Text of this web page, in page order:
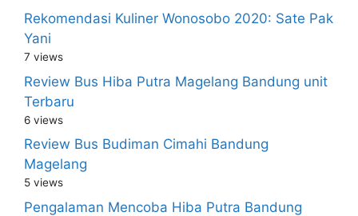
Rekomendasi Kuliner Wonosobo 2020: Sate Pak
Yani
7 views
Review Bus Hiba Putra Magelang Bandung unit
Terbaru
6 views
Review Bus Budiman Cimahi Bandung
Magelang
5 views
Pengalaman Mencoba Hiba Putra Bandung